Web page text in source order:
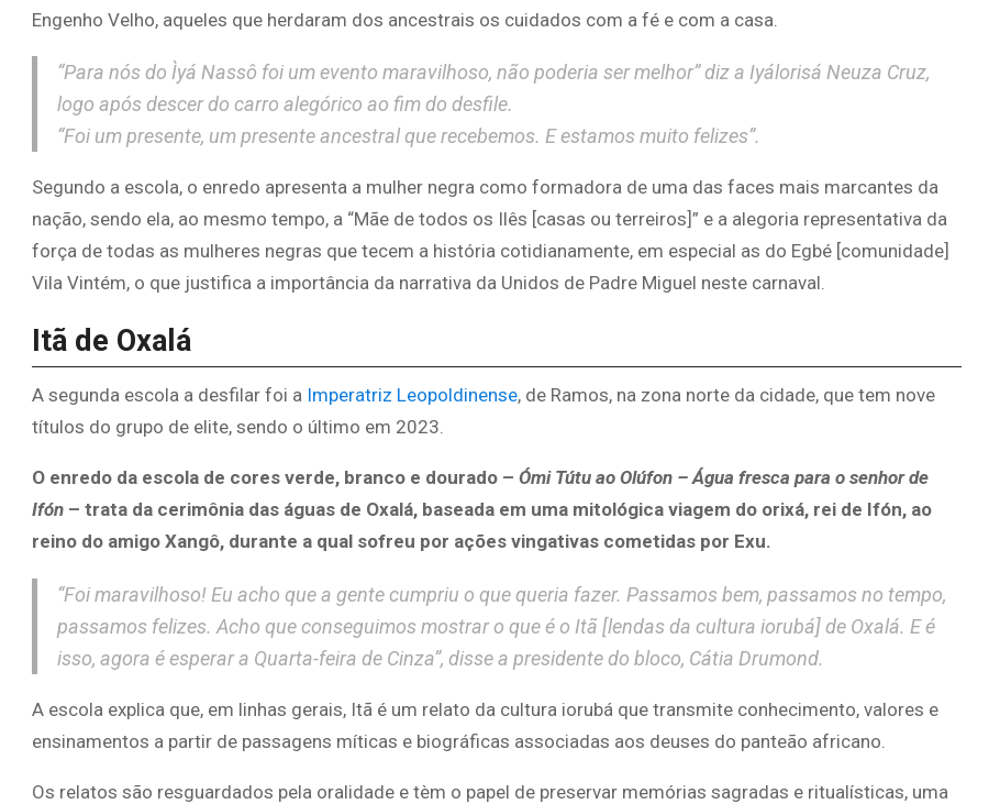
Engenho Velho, aqueles que herdaram dos ancestrais os cuidados com a fé e com a casa.
“Para nós do Ìyá Nassô foi um evento maravilhoso, não poderia ser melhor” diz a Iyálorisá Neuza Cruz,
logo após descer do carro alegórico ao fim do desfile.
“Foi um presente, um presente ancestral que recebemos. E estamos muito felizes”.
Segundo a escola, o enredo apresenta a mulher negra como formadora de uma das faces mais marcantes da
nação, sendo ela, ao mesmo tempo, a “Mãe de todos os Ilês [casas ou terreiros]” e a alegoria representativa da
força de todas as mulheres negras que tecem a história cotidianamente, em especial as do Egbé [comunidade]
Vila Vintém, o que justifica a importância da narrativa da Unidos de Padre Miguel neste carnaval.
Itã de Oxalá
A segunda escola a desfilar foi a Imperatriz Leopoldinense, de Ramos, na zona norte da cidade, que tem nove
títulos do grupo de elite, sendo o último em 2023.
O enredo da escola de cores verde, branco e dourado – Ómi Tútu ao Olúfon – Água fresca para o senhor de
Ifón – trata da cerimônia das águas de Oxalá, baseada em uma mitológica viagem do orixá, rei de Ifón, ao
reino do amigo Xangô, durante a qual sofreu por ações vingativas cometidas por Exu.
“Foi maravilhoso! Eu acho que a gente cumpriu o que queria fazer. Passamos bem, passamos no tempo,
passamos felizes. Acho que conseguimos mostrar o que é o Itã [lendas da cultura iorubá] de Oxalá. E é
isso, agora é esperar a Quarta-feira de Cinza”, disse a presidente do bloco, Cátia Drumond.
A escola explica que, em linhas gerais, Itã é um relato da cultura iorubá que transmite conhecimento, valores e
ensinamentos a partir de passagens míticas e biográficas associadas aos deuses do panteão africano.
Os relatos são resguardados pela oralidade e tèm o papel de preservar memórias sagradas e ritualísticas, uma